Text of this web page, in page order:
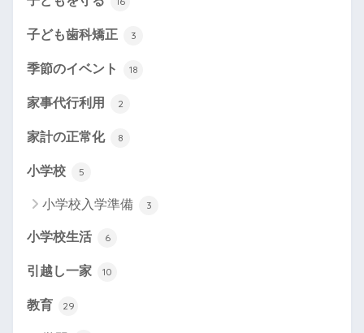
子ども歯科矯正 3
季節のイベント 18
家事代行利用 2
家計の正常化 8
小学校 5
小学校入学準備 3
小学校生活 6
引越し一家 10
教育 29